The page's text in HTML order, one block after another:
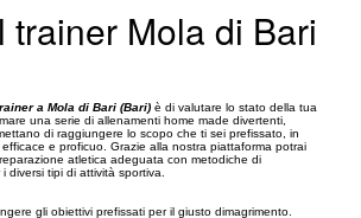
trainer Mola di Bari
a Mola di Bari (Bari) è di valutare lo stato della tua
una serie di allenamenti home made divertenti,
di raggiungere lo scopo che ti sei prefissato, in
e proficuo. Grazie alla nostra piattaforma potrai
atletica adeguata con metodiche di
diversi tipi di attività sportiva.
gli obiettivi prefissati per il giusto dimagrimento.